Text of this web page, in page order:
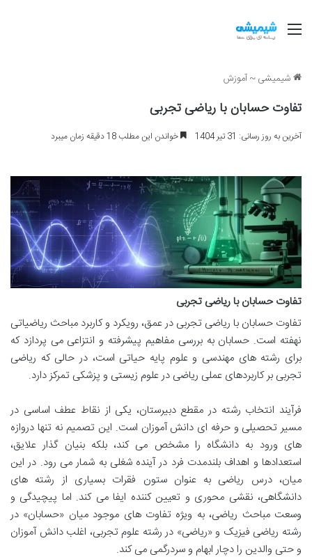
منو
شیمیشی~آموزش
تفاوت حسابان با ریاضی تجربی
آخرین به روز رسانی: 31 تیر 1404 خواندن این مطلب 18 دقیقه زمان میبرد
تفاوت حسابان با ریاضی تجربی
تفاوت حسابان با ریاضی تجربی در عمق، رویکرد و کاربرد مباحث ریاضیاتی
نهفته است. حسابان به بررسی مفاهیم پیشرفته و انتزاعی می پردازد که
برای رشته های مهندسی و علوم پایه حیاتی است، در حالی که ریاضی
تجربی بر کاربردهای عملی ریاضی در علوم زیستی و پزشکی تمرکز دارد.
فرآیند انتخاب رشته در مقطع دبیرستان، یکی از نقاط عطف اساسی در
مسیر تحصیلی و حرفه ای دانش آموزان است. این تصمیم نه تنها دروازه
های ورود به دانشگاه را مشخص می کند، بلکه بنیان گذار علایق،
استعدادها و اهداف بلندمدت فرد در آینده شغلی به شمار می رود. در این
میان، درس ریاضی به عنوان ستون فقرات بسیاری از رشته های
دانشگاهی، نقشی محوری و تعیین کننده ایفا می کند. اما پیچیدگی و
وسعت مباحث ریاضی، به ویژه تفاوت های موجود میان «حسابان» در
رشته ریاضی فیزیک و «ریاضی» در رشته علوم تجربی، اغلب دانش آموزان
و حتی والدین را دچار ابهام و سردرگمی می کند.